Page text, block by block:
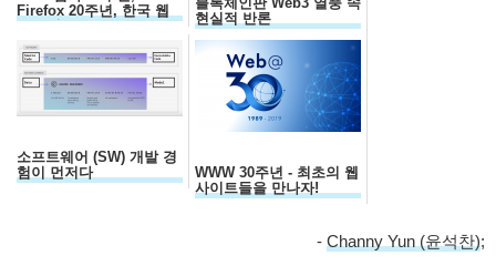
Firefox 20주년, 한국 웹
30주년...
현실적 반론
소프트웨어 (SW) 개발 경
험이 먼저다
WWW 30주년 - 최초의 웹
사이트들을 만나자!
- Channy Yun (윤석찬);